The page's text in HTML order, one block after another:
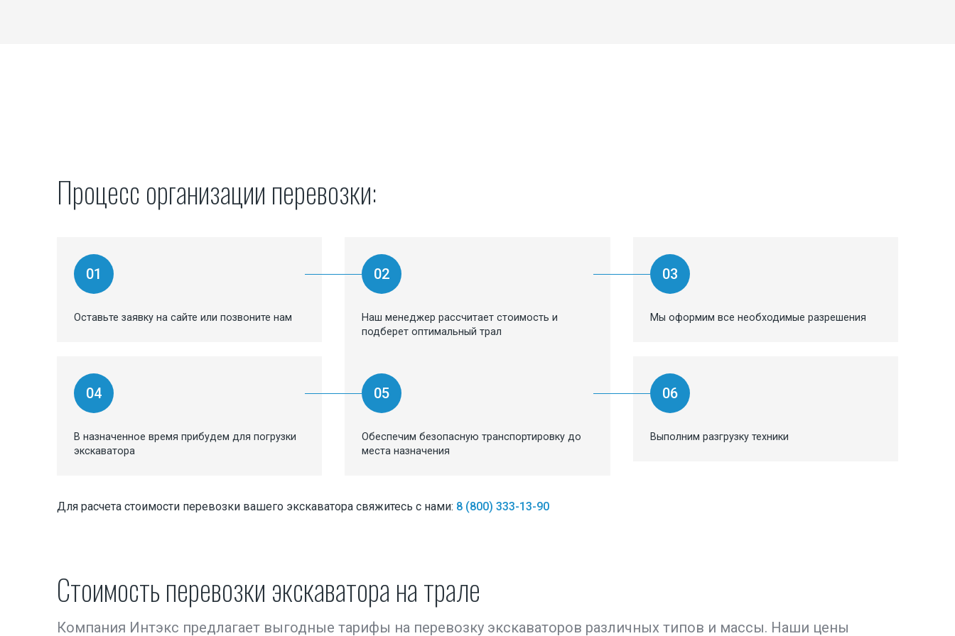
Процесс организации перевозки:
01
Оставьте заявку на сайте или позвоните нам
02
Наш менеджер рассчитает стоимость и
подберет оптимальный трал
03
Мы оформим все необходимые разрешения
04
В назначенное время прибудем для погрузки
экскаватора
05
Обеспечим безопасную транспортировку до
места назначения
06
Выполним разгрузку техники
Для расчета стоимости перевозки вашего экскаватора свяжитесь с нами: 8 (800) 333-13-90
Стоимость перевозки экскаватора на трале
Компания Интэкс предлагает выгодные тарифы на перевозку экскаваторов различных типов и массы. Наши цены